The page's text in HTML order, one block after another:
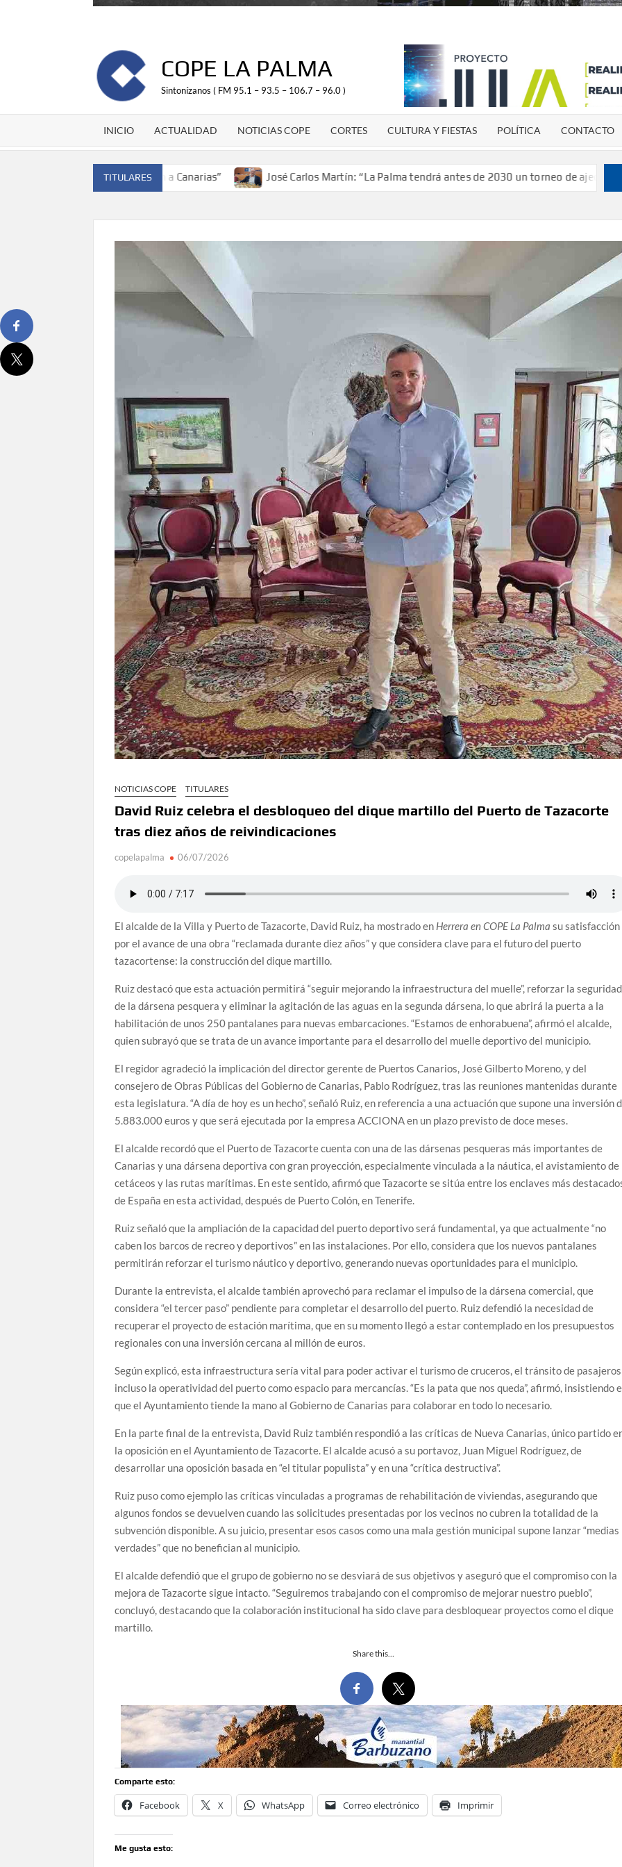
COPE LA PALMA
Sintonízanos ( FM 95.1 – 93.5 – 106.7 – 96.0 )
INICIO ACTUALIDAD NOTICIAS COPE CORTES CULTURA Y FIESTAS POLÍTICA CONTACTO
TITULARES
y traer el cinturón a Canarias” José Carlos Martín: “La Palma tendrá antes de 2030 un torneo de ajedrez con 200
NOTICIAS COPE TITULARES
David Ruiz celebra el desbloqueo del dique martillo del Puerto de Tazacorte
tras diez años de reivindicaciones
copelapalma 06/07/2026
El alcalde de la Villa y Puerto de Tazacorte, David Ruiz, ha mostrado en Herrera en COPE La Palma su satisfacción
por el avance de una obra “reclamada durante diez años” y que considera clave para el futuro del puerto
tazacortense: la construcción del dique martillo.
Ruiz destacó que esta actuación permitirá “seguir mejorando la infraestructura del muelle”, reforzar la seguridad
de la dársena pesquera y eliminar la agitación de las aguas en la segunda dársena, lo que abrirá la puerta a la
habilitación de unos 250 pantalanes para nuevas embarcaciones. “Estamos de enhorabuena”, afirmó el alcalde,
quien subrayó que se trata de un avance importante para el desarrollo del muelle deportivo del municipio.
El regidor agradeció la implicación del director gerente de Puertos Canarios, José Gilberto Moreno, y del
consejero de Obras Públicas del Gobierno de Canarias, Pablo Rodríguez, tras las reuniones mantenidas durante
esta legislatura. “A día de hoy es un hecho”, señaló Ruiz, en referencia a una actuación que supone una inversión
5.883.000 euros y que será ejecutada por la empresa ACCIONA en un plazo previsto de doce meses.
El alcalde recordó que el Puerto de Tazacorte cuenta con una de las dársenas pesqueras más importantes de
Canarias y una dársena deportiva con gran proyección, especialmente vinculada a la náutica, el avistamiento de
cetáceos y las rutas marítimas. En este sentido, afirmó que Tazacorte se sitúa entre los enclaves más
de España en esta actividad, después de Puerto Colón, en Tenerife.
Ruiz señaló que la ampliación de la capacidad del puerto deportivo será fundamental, ya que actualmente “no
caben los barcos de recreo y deportivos” en las instalaciones. Por ello, considera que los nuevos pantalanes
permitirán reforzar el turismo náutico y deportivo, generando nuevas oportunidades para el municipio.
Durante la entrevista, el alcalde también aprovechó para reclamar el impulso de la dársena comercial, que
considera “el tercer paso” pendiente para completar el desarrollo del puerto. Ruiz defendió la necesidad de
recuperar el proyecto de estación marítima, que en su momento llegó a estar contemplado en los presupuestos
regionales con una inversión cercana al millón de euros.
Según explicó, esta infraestructura sería vital para poder activar el turismo de cruceros, el tránsito de
incluso la operatividad del puerto como espacio para mercancías. “Es la pata que nos queda”, afirmó, insistiendo
que el Ayuntamiento tiende la mano al Gobierno de Canarias para colaborar en todo lo necesario.
En la parte final de la entrevista, David Ruiz también respondió a las críticas de Nueva Canarias, único partido
la oposición en el Ayuntamiento de Tazacorte. El alcalde acusó a su portavoz, Juan Miguel Rodríguez, de
desarrollar una oposición basada en “el titular populista” y en una “crítica destructiva”.
Ruiz puso como ejemplo las críticas vinculadas a programas de rehabilitación de viviendas, asegurando que
algunos fondos se devuelven cuando las solicitudes presentadas por los vecinos no cubren la totalidad de la
subvención disponible. A su juicio, presentar esos casos como una mala gestión municipal supone lanzar “medias
verdades” que no benefician al municipio.
El alcalde defendió que el grupo de gobierno no se desviará de sus objetivos y aseguró que el compromiso con la
mejora de Tazacorte sigue intacto. “Seguiremos trabajando con el compromiso de mejorar nuestro pueblo”,
concluyó, destacando que la colaboración institucional ha sido clave para desbloquear proyectos como el dique
martillo.
Share this…
Comparte esto:
Facebook X WhatsApp Correo electrónico Imprimir
Me gusta esto: